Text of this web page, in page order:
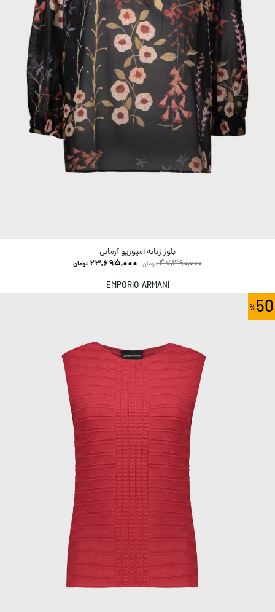
بلوز زنانه امپوریو آرمانی
47,390,000 تومان 23,695,000 تومان
EMPORIO ARMANI
50